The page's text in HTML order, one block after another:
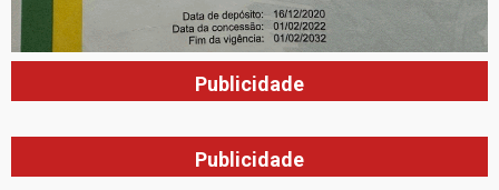
Publicidade
Publicidade